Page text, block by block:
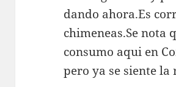
dando ahora.Es
chimeneas.Se nota
consumo aqui en
pero ya se siente la